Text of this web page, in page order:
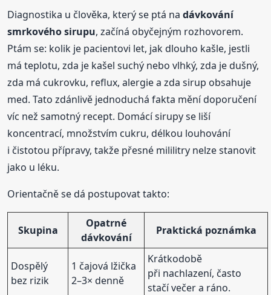
Diagnostika u člověka, který se ptá nadávkování
smrkového sirupu, začíná obyčejným rozhovorem.
Ptám se: kolik je pacientovi let, jak dlouho kašle, jestli
má teplotu, zda je kašel suchý nebo vlhký, zda je dušný,
zda má cukrovku, reflux, alergie a zda sirup obsahuje
med. Tato zdánlivě jednoduchá fakta mění doporučení
víc než samotný recept. Domácí sirupy se liší
koncentrací, množstvím cukru, délkou louhování
i čistotou přípravy, takže přesné mililitry nelze stanovit
jako u léku.
Orientačně se dá postupovat takto:
Skupina
Opatrné
dávkování
Praktická poznámka
Dospělý
bez rizik
1 čajová lžička
2–3× denně
Krátkodobě
při nachlazení, často
stačí večer a ráno.